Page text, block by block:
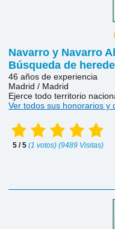
Navarro y Navarro
Búsqueda de
46 años de experiencia
Madrid / Madrid
Ejerce todo territorio
Ver todos sus honorarios y
5 / 5(1 votos) (9489 Visitas)